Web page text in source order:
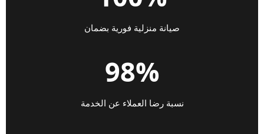
صيانة منزلية فورية بضمان
98%
نسبة رضا العملاء عن الخدمة